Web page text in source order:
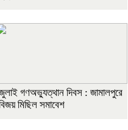
গণঅভ্যুত্থান দিবস : জামালপুরে
মিছিল সমাবেশ